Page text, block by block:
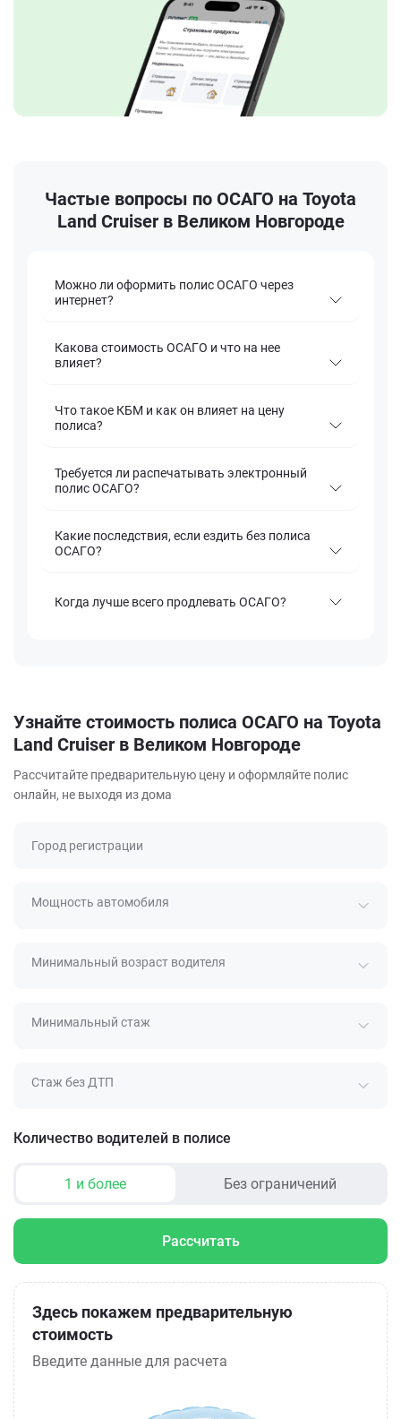
Частые вопросы по ОСАГО на Toyota
Land Cruiser в Великом Новгороде
Можно ли оформить полис ОСАГО через
интернет?
Какова стоимость ОСАГО и что на нее
влияет?
Что такое КБМ и как он влияет на цену
полиса?
Требуется ли распечатывать электронный
полис ОСАГО?
Какие последствия, если ездить без полиса
ОСАГО?
Когда лучше всего продлевать ОСАГО?
Узнайте стоимость полиса ОСАГО на Toyota
Land Cruiser в Великом Новгороде
Рассчитайте предварительную цену и оформляйте полис
онлайн, не выходя из дома
Город регистрации
Мощность автомобиля
Минимальный возраст водителя
Минимальный стаж
Стаж без ДТП
Количество водителей в полисе
1 и более Без ограничений
Рассчитать
Здесь покажем предварительную
стоимость
Введите данные для расчета